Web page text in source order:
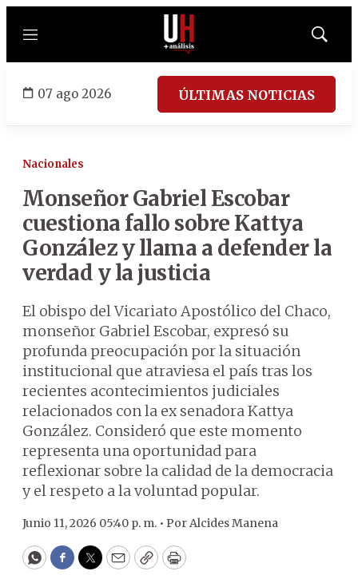
Menú
Mostrar
07 ago 2026 ÚLTIMAS NOTICIAS
Nacionales
Monseñor Gabriel Escobar
cuestiona fallo sobre Kattya
González y llama a defender la
verdad y la justicia
El obispo del Vicariato Apostólico del Chaco,
monseñor Gabriel Escobar, expresó su
profunda preocupación por la situación
institucional que atraviesa el país tras los
recientes acontecimientos judiciales
relacionados con la ex senadora Kattya
González. Consideró que este momento
representa una oportunidad para
reflexionar sobre la calidad de la democracia
y el respeto a la voluntad popular.
Junio 11, 2026 05:40 p. m. • PorAlcides Manena
WhatsApp
Facebook
Twitter
EmailCopyPrint